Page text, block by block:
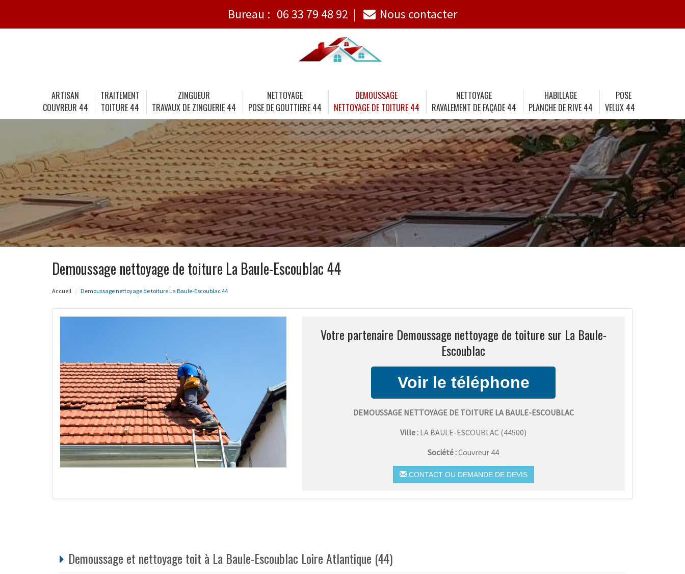
Bureau : 06 33 79 48 92 Nous contacter
ARTISAN
COUVREUR 44
TRAITEMENT
TOITURE 44
ZINGUEUR
TRAVAUX DE ZINGUERIE 44
NETTOYAGE
POSE DE GOUTTIERE 44
DEMOUSSAGE
NETTOYAGE DE TOITURE 44
NETTOYAGE
RAVALEMENT DE FAÇADE 44
HABILLAGE
PLANCHE DE RIVE 44
POSE
VELUX 44
Demoussage nettoyage de toiture La Baule-Escoublac 44
Accueil Demoussage nettoyage de toiture La Baule-Escoublac 44
Votre partenaire Demoussage nettoyage de toiture sur La Baule-
Escoublac
DEMOUSSAGE NETTOYAGE DE TOITURE LA BAULE-ESCOUBLAC
Ville : LA BAULE-ESCOUBLAC (44500)
Société :Couvreur 44
CONTACT OU DEMANDE DE DEVIS
Demoussage et nettoyage toit à La Baule-Escoublac Loire Atlantique (44)